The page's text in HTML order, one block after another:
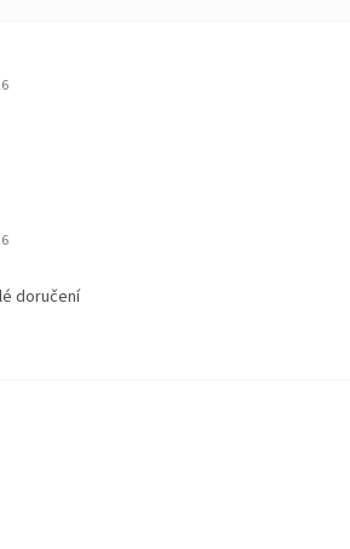
obchodu je 5 z 5 hvězdiček.
obchodu je 5 z 5 hvězdiček.
doručení